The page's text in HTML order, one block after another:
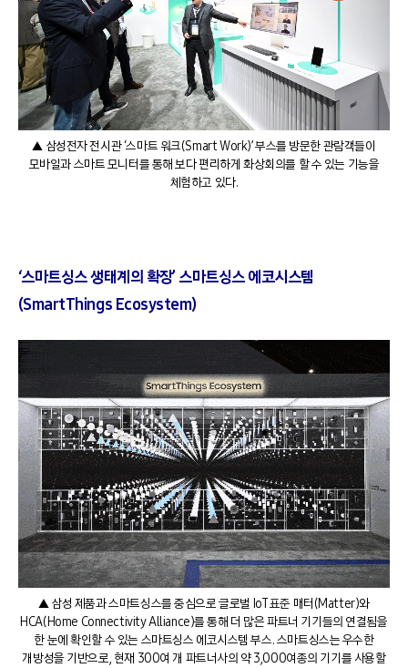
▲ 삼성전자 전시관 ‘스마트 워크(Smart Work)’ 부스를 방문한 관람객들이
모바일과 스마트 모니터를 통해 보다 편리하게 화상회의를 할 수 있는 기능을
체험하고 있다.
‘스마트싱스 생태계의 확장’ 스마트싱스 에코시스템
(SmartThings Ecosystem)
▲ 삼성 제품과 스마트싱스를 중심으로 글로벌 IoT 표준 매터(Matter)와
HCA(Home Connectivity Alliance)를 통해 더 많은 파트너 기기들의 연결됨을
한 눈에 확인할 수 있는 스마트싱스 에코시스템 부스. 스마트싱스는 우수한
개방성을 기반으로, 현재 300여 개 파트너사의 약 3,000여종의 기기를 사용할